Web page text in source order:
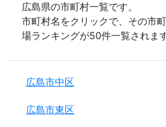
広島県の市町村一覧です。
市町村名をクリックで、その市
場ランキングが50件一覧されます
広島市中区
広島市東区